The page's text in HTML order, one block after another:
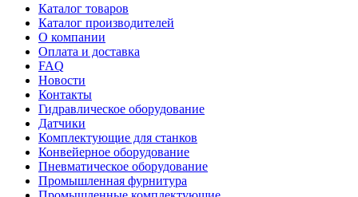
Каталог товаров
Каталог производителей
О компании
Оплата и доставка
FAQ
Новости
Контакты
Гидравлическое оборудование
Датчики
Комплектующие для станков
Конвейерное оборудование
Пневматическое оборудование
Промышленная фурнитура